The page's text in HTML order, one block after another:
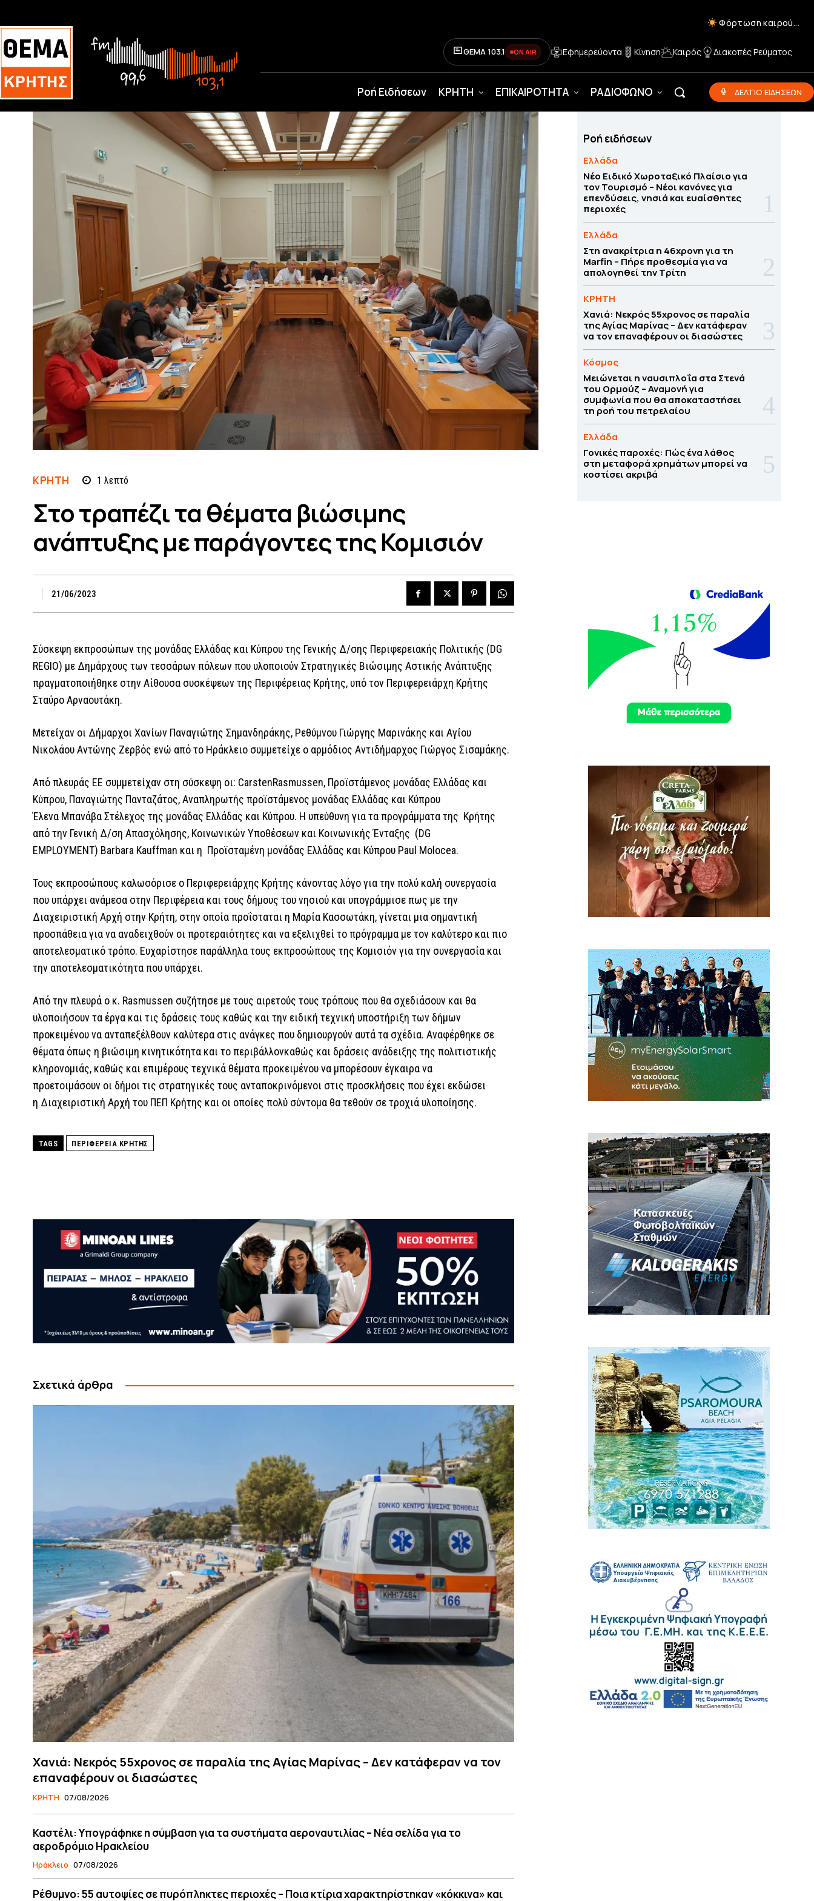
Φόρτωση καιρού...
ΘΕΜΑ 103.1 ON AIR Εφημερεύοντα Κίνηση Καιρός Διακοπές Ρεύματος
Ροή Ειδήσεων ΚΡΗΤΗ ΕΠΙΚΑΙΡΟΤΗΤΑ ΡΑΔΙΟΦΩΝΟ ΔΕΛΤΙΟ ΕΙΔΗΣΕΩΝ
ΚΡΗΤΗ 1 λεπτό
Στο τραπέζι τα θέματα βιώσιμης
ανάπτυξης με παράγοντες της Κομισιόν
21/06/2023
Σύσκεψη εκπροσώπων της μονάδας Ελλάδας και Κύπρου της Γενικής Δ/σης Περιφερειακής Πολιτικής (DG
REGIO) με Δημάρχους των τεσσάρων πόλεων που υλοποιούν Στρατηγικές Βιώσιμης Αστικής Ανάπτυξης
πραγματοποιήθηκε στην Αίθουσα συσκέψεων της Περιφέρειας Κρήτης, υπό τον Περιφερειάρχη Κρήτης
Σταύρο Αρναουτάκη.
Μετείχαν οι Δήμαρχοι Χανίων Παναγιώτης Σημανδηράκης, Ρεθύμνου Γιώργης Μαρινάκης και Αγίου
Νικολάου Αντώνης Ζερβός ενώ από το Ηράκλειο συμμετείχε ο αρμόδιος Αντιδήμαρχος Γιώργος Σισαμάκης.
Από πλευράς ΕΕ συμμετείχαν στη σύσκεψη οι: CarstenRasmussen, Προϊστάμενος μονάδας Ελλάδας και
Κύπρου, Παναγιώτης Πανταζάτος, Αναπληρωτής προϊστάμενος μονάδας Ελλάδας και Κύπρου
Έλενα Μπανάβα Στέλεχος της μονάδας Ελλάδας και Κύπρου. Η υπεύθυνη για τα προγράμματα της Κρήτης
από την Γενική Δ/ση Απασχόλησης, Κοινωνικών Υποθέσεων και Κοινωνικής Ένταξης (DG
EMPLOYMENT) Barbara Kauffman και η Προϊσταμένη μονάδας Ελλάδας και Κύπρου Paul Molocea.
Τους εκπροσώπους καλωσόρισε ο Περιφερειάρχης Κρήτης κάνοντας λόγο για την πολύ καλή συνεργασία
που υπάρχει ανάμεσα στην Περιφέρεια και τους δήμους του νησιού και υπογράμμισε πως με την
Διαχειριστική Αρχή στην Κρήτη, στην οποία προΐσταται η Μαρία Κασσωτάκη, γίνεται μια σημαντική
προσπάθεια για να αναδειχθούν οι προτεραιότητες και να εξελιχθεί το πρόγραμμα με τον καλύτερο και πιο
αποτελεσματικό τρόπο. Ευχαρίστησε παράλληλα τους εκπροσώπους της Κομισιόν για την συνεργασία και
την αποτελεσματικότητα που υπάρχει.
Από την πλευρά ο κ. Rasmussen συζήτησε με τους αιρετούς τους τρόπους που θα σχεδιάσουν και θα
υλοποιήσουν τα έργα και τις δράσεις τους καθώς και την ειδική τεχνική υποστήριξη των δήμων
προκειμένου να ανταπεξέλθουν καλύτερα στις ανάγκες που δημιουργούν αυτά τα σχέδια. Αναφέρθηκε σε
θέματα όπως η βιώσιμη κινητικότητα και το περιβάλλονκαθώς και δράσεις ανάδειξης της πολιτιστικής
κληρονομιάς, καθώς και επιμέρους τεχνικά θέματα προκειμένου να μπορέσουν έγκαιρα να
προετοιμάσουν οι δήμοι τις στρατηγικές τους ανταποκρινόμενοι στις προσκλήσεις που έχει εκδώσει
η Διαχειριστική Αρχή του ΠΕΠ Κρήτης και οι οποίες πολύ σύντομα θα τεθούν σε τροχιά υλοποίησης.
TAGS ΠΕΡΙΦΕΡΕΙΑ ΚΡΗΤΗΣ
Σχετικά άρθρα
Χανιά: Νεκρός 55χρονος σε παραλία της Αγίας Μαρίνας – Δεν κατάφεραν να τον
επαναφέρουν οι διασώστες
ΚΡΗΤΗ 07/08/2026
Καστέλι: Υπογράφηκε η σύμβαση για τα συστήματα αεροναυτιλίας – Νέα σελίδα για το
αεροδρόμιο Ηρακλείου
Ηράκλειο 07/08/2026
Ρέθυμνο: 55 αυτοψίες σε πυρόπληκτες περιοχές – Ποια κτίρια χαρακτηρίστηκαν «κόκκινα» και
Ροή ειδήσεων
Ελλάδα
Νέο Ειδικό Χωροταξικό Πλαίσιο για
τον Τουρισμό – Νέοι κανόνες για
επενδύσεις, νησιά και ευαίσθητες
περιοχές
Ελλάδα
Στη ανακρίτρια η 46χρονη για τη
Marfin – Πήρε προθεσμία για να
απολογηθεί την Τρίτη
ΚΡΗΤΗ
Χανιά: Νεκρός 55χρονος σε παραλία
της Αγίας Μαρίνας – Δεν κατάφεραν
να τον επαναφέρουν οι διασώστες
Κόσμος
Μειώνεται η ναυσιπλοΐα στα Στενά
του Ορμούζ – Αναμονή για
συμφωνία που θα αποκαταστήσει
τη ροή του πετρελαίου
Ελλάδα
Γονικές παροχές: Πώς ένα λάθος
στη μεταφορά χρημάτων μπορεί να
κοστίσει ακριβά